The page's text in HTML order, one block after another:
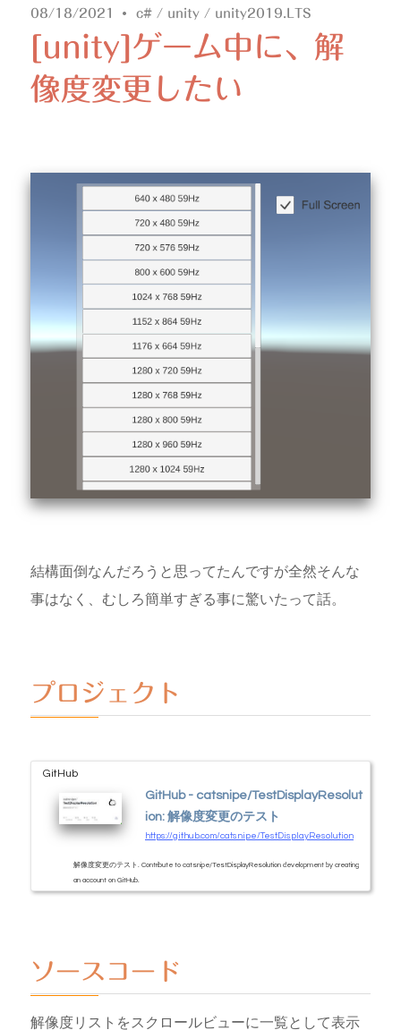
08/18/2021 c# / unity / unity2019.LTS
[unity]ゲーム中に、解
像度変更したい
結構面倒なんだろうと思ってたんですが全然そんな
事はなく、むしろ簡単すぎる事に驚いたって話。
プロジェクト
GitHub
GitHub - catsnipe/TestDisplayResolut
ion: 解像度変更のテスト
https://github.com/catsnipe/TestDisplayResolution
解像度変更のテスト. Contribute to catsnipe/TestDisplayResolution development by creating
an account on GitHub.
ソースコード
解像度リストをスクロールビューに一覧として表示